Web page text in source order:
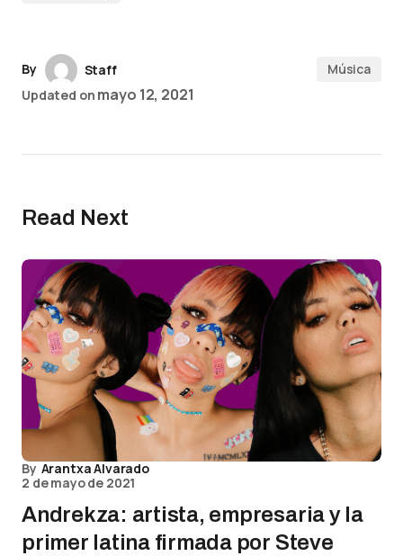
By
Staff
Updated on mayo 12, 2021
Música
Read Next
By Arantxa Alvarado
2 de mayo de 2021
Andrekza: artista, empresaria y la
primer latina firmada por Steve